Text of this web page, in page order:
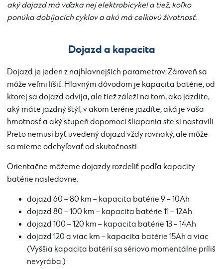
aký dojazd má vďaka nej elektrobicykel a tiež, koľko
ponúka dobíjacích cyklov a akú má celkovú životnosť.
Dojazd a kapacita
Dojazd je jeden z najhlavnejších parametrov. Zároveň sa
môže veľmi líšiť. Hlavným dôvodom je kapacita batérie, od
ktorej sa dojazd odvíja, ale tiež záleží na tom, ako jazdíte,
aký máte jazdný štýl, v akom teréne jazdíte, aká je vaša
hmotnosť a aký stupeň dopomoci šliapania ste si nastavili.
Preto nemusí byť uvedený dojazd vždy rovnaký, ale môže
sa mierne odchyľovať od skutočnosti.
Orientačne môžeme dojazdy rozdeliť podľa kapacity
batérie nasledovne:
dojazd 60 – 80 km – kapacita batérie 9 – 10Ah
dojazd 80 – 100 km – kapacita batérie 11 – 12Ah
dojazd 100 – 120 km – kapacita batérie 13 – 14Ah
dojazd 120 a viac km – kapacita batérie 15Ah a viac
(Vyššia kapacita batérií sa sériovo momentálne príliš
nevyrába.)